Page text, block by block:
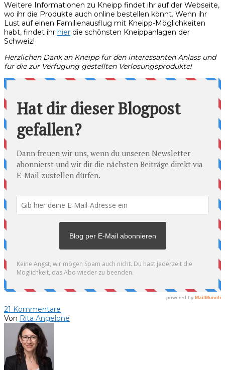
Weitere Informationen zu Kneipp findet ihr auf der Webseite,
wo ihr die Produkte auch online bestellen könnt. Wenn ihr
Lust auf einen Familienausflug mit Kneipp-Möglichkeiten
habt, findet ihr hier die schönsten Kneippanlagen der
Schweiz!
Herzlichen Dank an Kneipp für den interessanten Anlass und
für die zur Verfügung gestellten Verlosungsprodukte!
21 Kommentare
Von Rita Angelone